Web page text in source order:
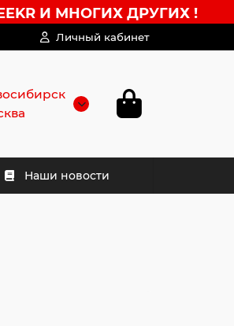
И МНОГИХ ДРУГИХ !
Личный кабинет
Наши новости